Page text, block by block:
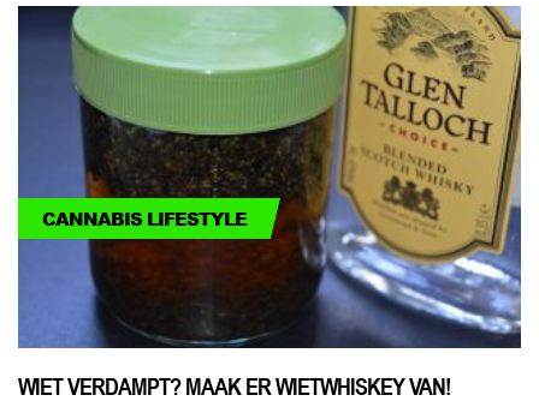
CANNABIS LIFESTYLE
WIET VERDAMPT? MAAK ER WIETWHISKEY VAN!